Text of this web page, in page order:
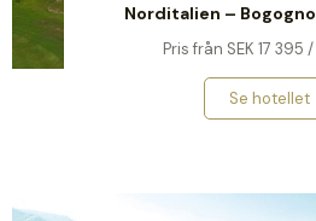
Norditalien –
Pris från SEK 17 395
Se hotellet